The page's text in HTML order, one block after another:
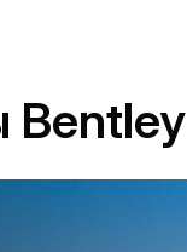
Bentley